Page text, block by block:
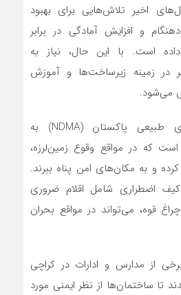
اخیر تلاش‌هایی برای بهبود
و افزایش آمادگی در برابر
است. با این حال، نیاز به
در زمینه زیرساخت‌ها و آموزش
می‌شود.
سازمان مدیریت بلایای طبیعی پاکستان (NDMA) به
که در مواقع وقوع زمین‌لرزه،
و به مکان‌های امن پناه ببرند.
اضطراری شامل اقلام ضروری
قوه، می‌تواند در مواقع بحران
از مدارس و ادارات در کراچی
تا ساختمان‌ها از نظر ایمنی مورد